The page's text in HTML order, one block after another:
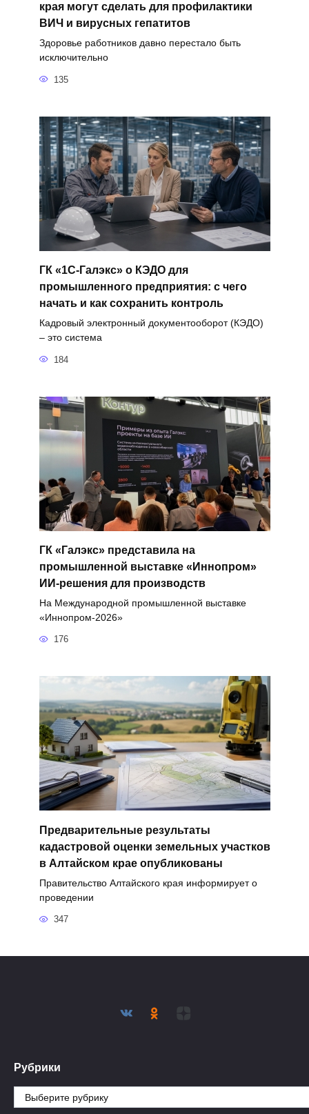
края могут сделать для профилактики
ВИЧ и вирусных гепатитов
Здоровье работников давно перестало быть
исключительно
135
ГК «1С-Галэкс» о КЭДО для
промышленного предприятия: с чего
начать и как сохранить контроль
Кадровый электронный документооборот (КЭДО)
– это система
184
ГК «Галэкс» представила на
промышленной выставке «Иннопром»
ИИ-решения для производств
На Международной промышленной выставке
«Иннопром-2026»
176
Предварительные результаты
кадастровой оценки земельных участков
в Алтайском крае опубликованы
Правительство Алтайского края информирует о
проведении
347
Рубрики
Рубрики